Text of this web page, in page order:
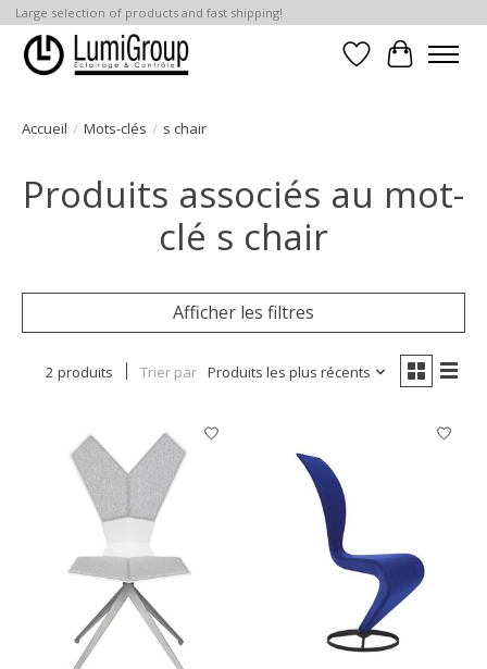
Large selection of products and fast shipping!
Liste dePanier
Accueil / Mots-clés / s chair
Produits associés au mot-
clé s chair
Afficher les filtres
2 produits Trier par Produits les plus récents